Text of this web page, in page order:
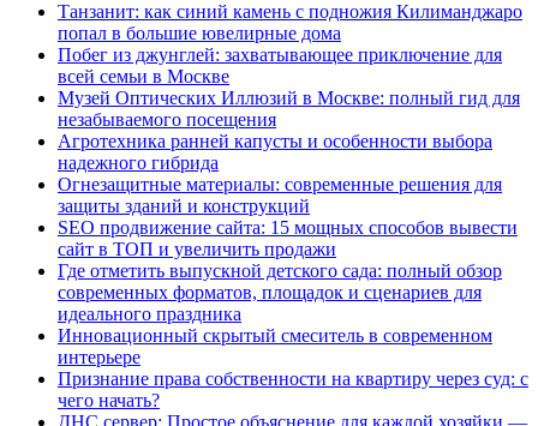
Танзанит: как синий камень с подножия Килиманджаро
попал в большие ювелирные дома
Побег из джунглей: захватывающее приключение для
всей семьи в Москве
Музей Оптических Иллюзий в Москве: полный гид для
незабываемого посещения
Агротехника ранней капусты и особенности выбора
надежного гибрида
Огнезащитные материалы: современные решения для
защиты зданий и конструкций
SEO продвижение сайта: 15 мощных способов вывести
сайт в ТОП и увеличить продажи
Где отметить выпускной детского сада: полный обзор
современных форматов, площадок и сценариев для
идеального праздника
Инновационный скрытый смеситель в современном
интерьере
Признание права собственности на квартиру через суд: с
чего начать?